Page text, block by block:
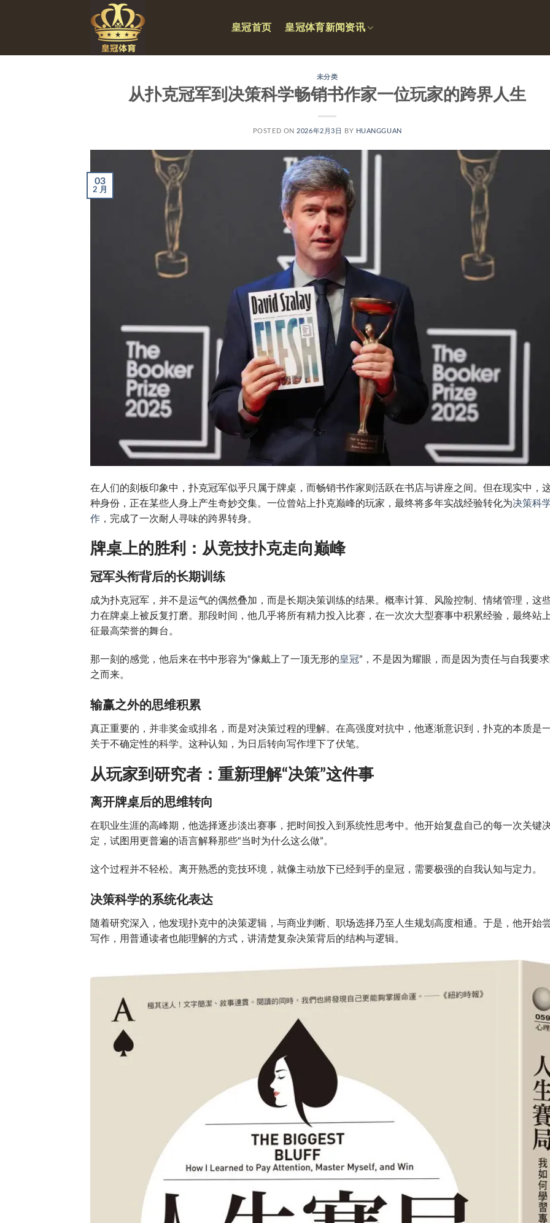
皇冠首页 皇冠体育新闻资讯
未分类
从扑克冠军到决策科学畅销书作家一位玩家的跨界人生
POSTED ON 2026年2月3日 BY HUANGGUAN
03
2 月
在人们的刻板印象中，扑克冠军似乎只属于牌桌，而畅销书作家则活跃在书店与讲座之间。但在现实中，
种身份，正在某些人身上产生奇妙交集。一位曾站上扑克巅峰的玩家，最终将多年实战经验转化为决策科
作 ，完成了一次耐人寻味的跨界转身。
牌桌上的胜利：从竞技扑克走向巅峰
冠军头衔背后的长期训练
成为扑克冠军，并不是运气的偶然叠加，而是长期决策训练的结果。概率计算、风险控制、情绪管理，这
力在牌桌上被反复打磨。那段时间，他几乎将所有精力投入比赛，在一次次大型赛事中积累经验，最终站
征最高荣誉的舞台。
那一刻的感觉，他后来在书中形容为“像戴上了一顶无形的皇冠”，不是因为耀眼，而是因为责任与自我要
之而来。
输赢之外的思维积累
真正重要的，并非奖金或排名，而是对决策过程的理解。在高强度对抗中，他逐渐意识到，扑克的本质是
关于不确定性的科学。这种认知，为日后转向写作埋下了伏笔。
从玩家到研究者：重新理解“决策”这件事
离开牌桌后的思维转向
在职业生涯的高峰期，他选择逐步淡出赛事，把时间投入到系统性思考中。他开始复盘自己的每一次关键
定，试图用更普遍的语言解释那些“当时为什么这么做”。
这个过程并不轻松。离开熟悉的竞技环境，就像主动放下已经到手的皇冠，需要极强的自我认知与定力。
决策科学的系统化表达
随着研究深入，他发现扑克中的决策逻辑，与商业判断、职场选择乃至人生规划高度相通。于是，他开始
写作，用普通读者也能理解的方式，讲清楚复杂决策背后的结构与逻辑。